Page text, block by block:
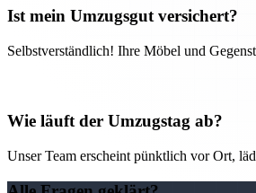
Ist mein Umzugsgut versichert?
Selbstverständlich! Ihre Möbel und
Wie läuft der Umzugstag ab?
Unser Team erscheint pünktlich vor Ort,